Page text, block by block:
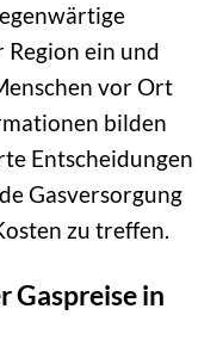
Region ein und
vor Ort
bilden
Entscheidungen
Gasversorgung
zu treffen.
Gaspreise in